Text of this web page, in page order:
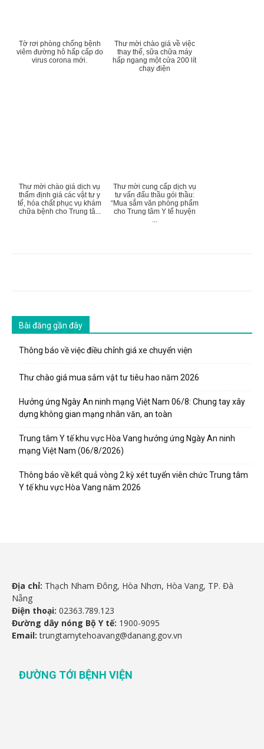
Tờ rơi phòng chống bệnh
viêm đường hô hấp cấp do
virus corona mới.
Thư mời chào giá về việc
thay thế, sữa chữa máy
hấp ngang một cửa 200 lít
chạy điện
Thư mời chào giá dịch vụ
thẩm định giá các vật tư y
tế, hóa chất phục vụ khám
chữa bệnh cho Trung tâ...
Thư mời cung cấp dịch vụ
tư vấn đấu thầu gói thầu:
“Mua sắm văn phòng phẩm
cho Trung tâm Y tế huyện
...
Bài đăng gần đây
Thông báo về việc điều chỉnh giá xe chuyển viện
Thư chào giá mua sắm vật tư tiêu hao năm 2026
Hưởng ứng Ngày An ninh mạng Việt Nam 06/8: Chung tay xây
dựng không gian mạng nhân văn, an toàn
Trung tâm Y tế khu vực Hòa Vang hưởng ứng Ngày An ninh
mạng Việt Nam (06/8/2026)
Thông báo về kết quả vòng 2 kỳ xét tuyển viên chức Trung tâm
Y tế khu vực Hòa Vang năm 2026
Địa chỉ: Thạch Nham Đông, Hòa Nhơn, Hòa Vang, TP. Đà
Nẵng
Điện thoại: 02363.789.123
Đường dây nóng Bộ Y tế: 1900-9095
Email: trungtamytehoavang@danang.gov.vn
ĐƯỜNG TỚI BỆNH VIỆN